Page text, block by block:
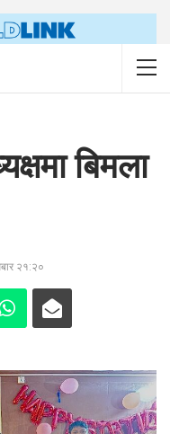
बिमला
२१:२०